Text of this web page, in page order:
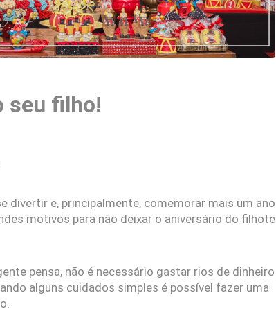
seu filho!
divertir e, principalmente, comemorar mais um ano
motivos para não deixar o aniversário do filhote
pensa, não é necessário gastar rios de dinheiro
alguns cuidados simples é possível fazer uma